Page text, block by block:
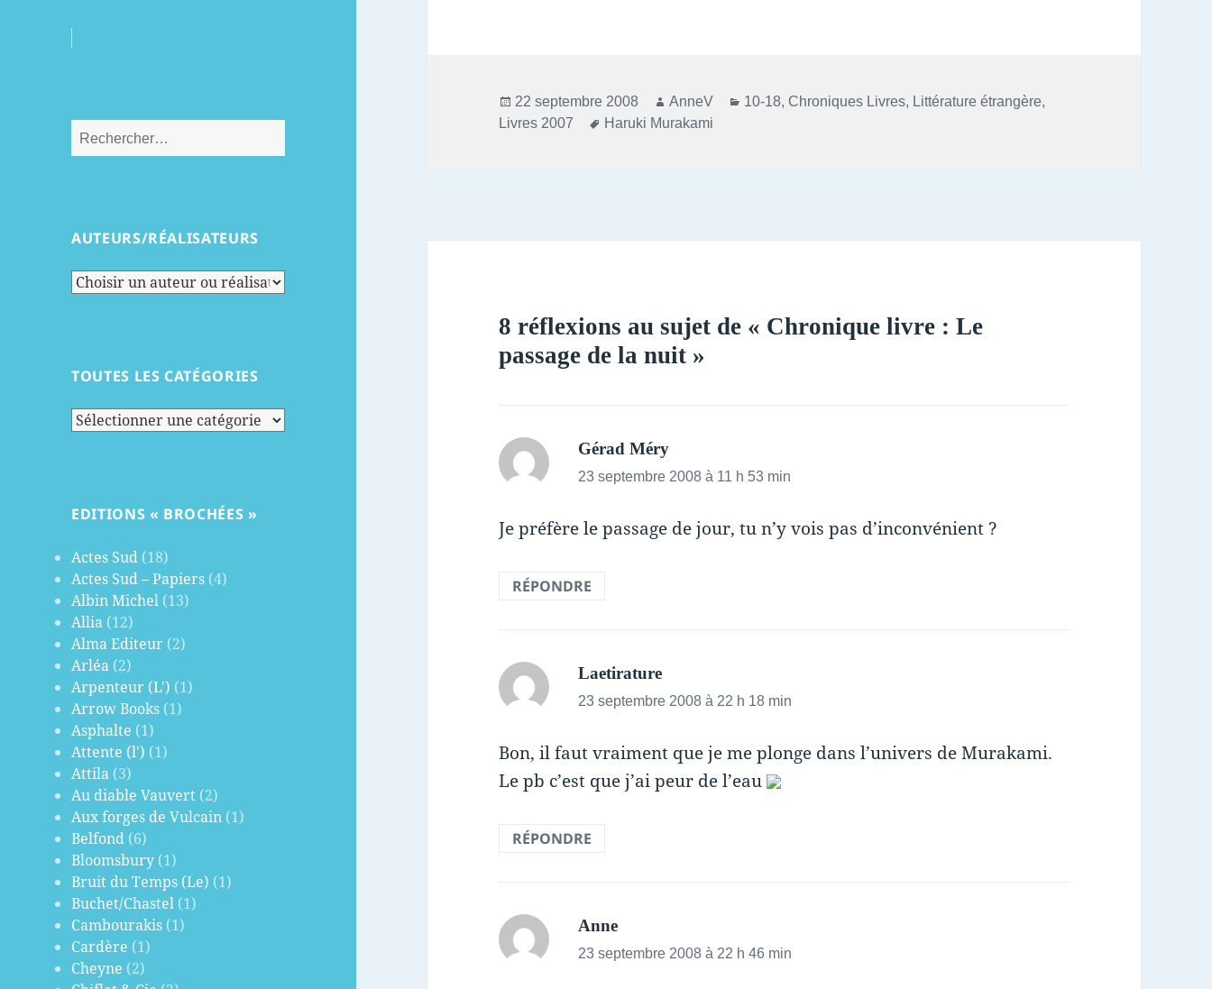
Rechercher :
AUTEURS/RÉALISATEURS
TOUTES LES CATÉGORIES
Toutes
EDITIONS « BROCHÉES »
Actes Sud (18)
Actes Sud – Papiers (4)
Albin Michel (13)
Allia (12)
Alma Editeur (2)
Arléa (2)
Arpenteur (L') (1)
Arrow Books (1)
Asphalte (1)
Attente (l') (1)
Attila (3)
Au diable Vauvert (2)
Aux forges de Vulcain (1)
Belfond (6)
Bloomsbury (1)
Bruit du Temps (Le) (1)
Buchet/Chastel (1)
Cambourakis (1)
Cardère (1)
Cheyne (2)
Publié
le
22 septembre 2008 Auteur
AnneV Catégories
10-18,Chroniques Livres, Littérature étrangère,
Livres 2007
Mots-
Haruki Murakami
8 réflexions au sujet de « Chronique livre : Le
passage de la nuit »
Gérad Méry
23 septembre 2008 à 11 h 53 min
Je préfère le passage de jour, tu n’y vois pas d’inconvénient ?
RÉPONDRE
Laetirature
23 septembre 2008 à 22 h 18 min
Bon, il faut vraiment que je me plonge dans l’univers de Murakami.
Le pb c’est que j’ai peur de l’eau
RÉPONDRE
Anne
23 septembre 2008 à 22 h 46 min